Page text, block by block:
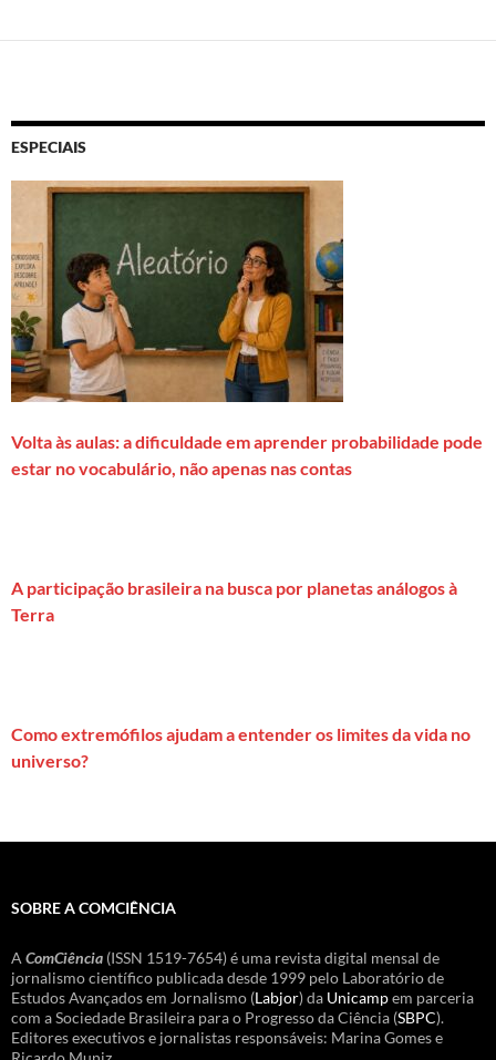
ESPECIAIS
Volta às aulas: a dificuldade em aprender probabilidade pode
estar no vocabulário, não apenas nas contas
A participação brasileira na busca por planetas análogos à
Terra
Como extremófilos ajudam a entender os limites da vida no
universo?
SOBRE A COMCIÊNCIA
A ComCiência (ISSN 1519-7654) é uma revista digital mensal de
jornalismo científico publicada desde 1999 pelo Laboratório de
Estudos Avançados em Jornalismo (Labjor) da Unicampem parceria
com a Sociedade Brasileira para o Progresso da Ciência (SBPC).
Editores executivos e jornalistas responsáveis: Marina Gomes e